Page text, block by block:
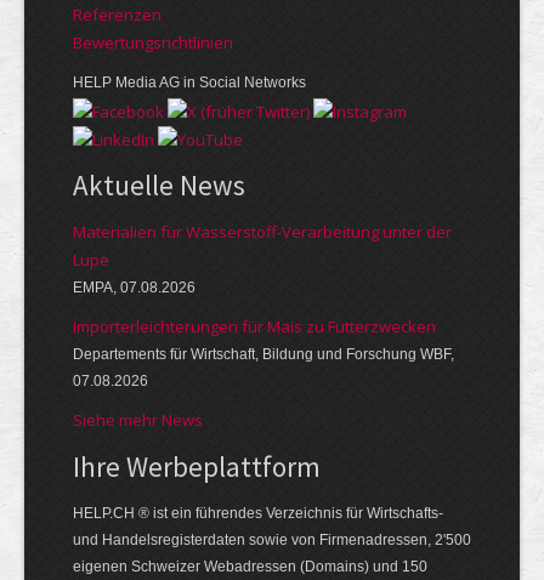
Referenzen
Bewer­tungs­richt­linien
HELP Media AG in Social Networks
Aktuelle News
Materialien für Wasserstoff-Verarbeitung unter der
Lupe
EMPA, 07.08.2026
Importerleichterungen für Mais zu Futterzwecken
Departements für Wirtschaft, Bildung und Forschung WBF,
07.08.2026
Siehe mehr News
Ihre Werbe­platt­form
HELP.CH ® ist ein führendes Ver­zeich­nis für Wirt­schafts-
und Handels­register­daten so­wie von Firmen­adressen, 2'500
eige­nen Schweizer Web­adressen (Domains) und 150